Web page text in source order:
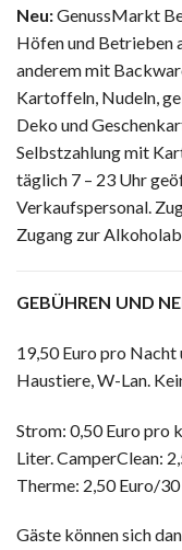
Neu:GenussMarkt
Höfen und Betrieben
anderem mit
Kartoffeln, Nudeln,
Deko und
Selbstzahlung mit
täglich 7 – 23 Uhr
Verkaufspersonal.
Zugang zur
GEBÜHREN UND
19,50 Euro pro
Haustiere, W-Lan.
Strom: 0,50 Euro pro
Liter. CamperClean:
Therme: 2,50 Euro/
Gäste können sich